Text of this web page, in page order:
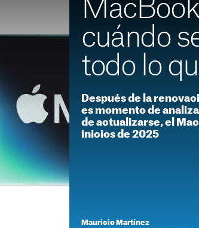
cuándo
todo lo
Después de la
es momento de
de actualizarse, el
inicios de 2025
Mauricio Martínez